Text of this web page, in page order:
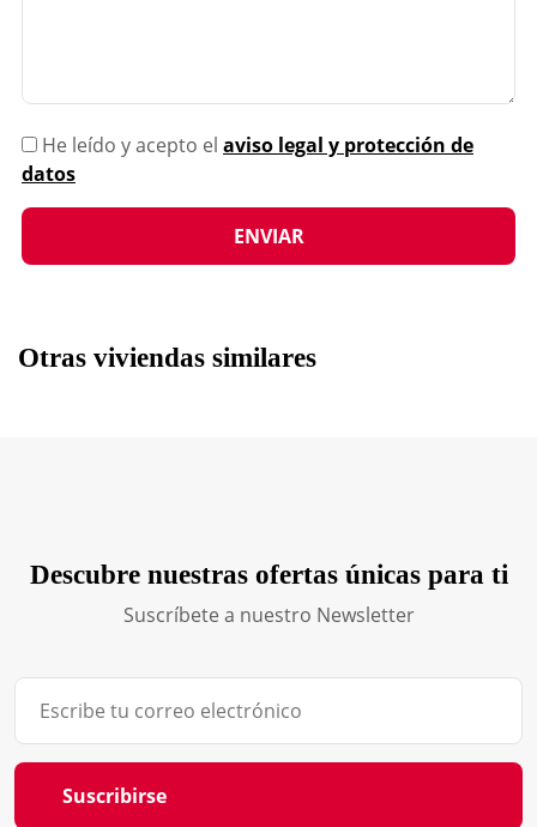
He leído y acepto el aviso legal y protección de
datos
Otras viviendas similares
Descubre nuestras ofertas únicas para ti
Suscríbete a nuestro Newsletter
Suscribirse